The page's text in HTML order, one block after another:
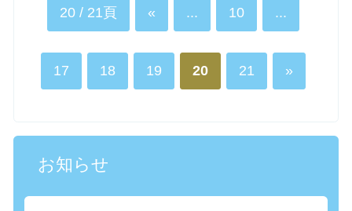
20 / 21頁 « ... 10 ...
17 18 19 20 21 »
お知らせ